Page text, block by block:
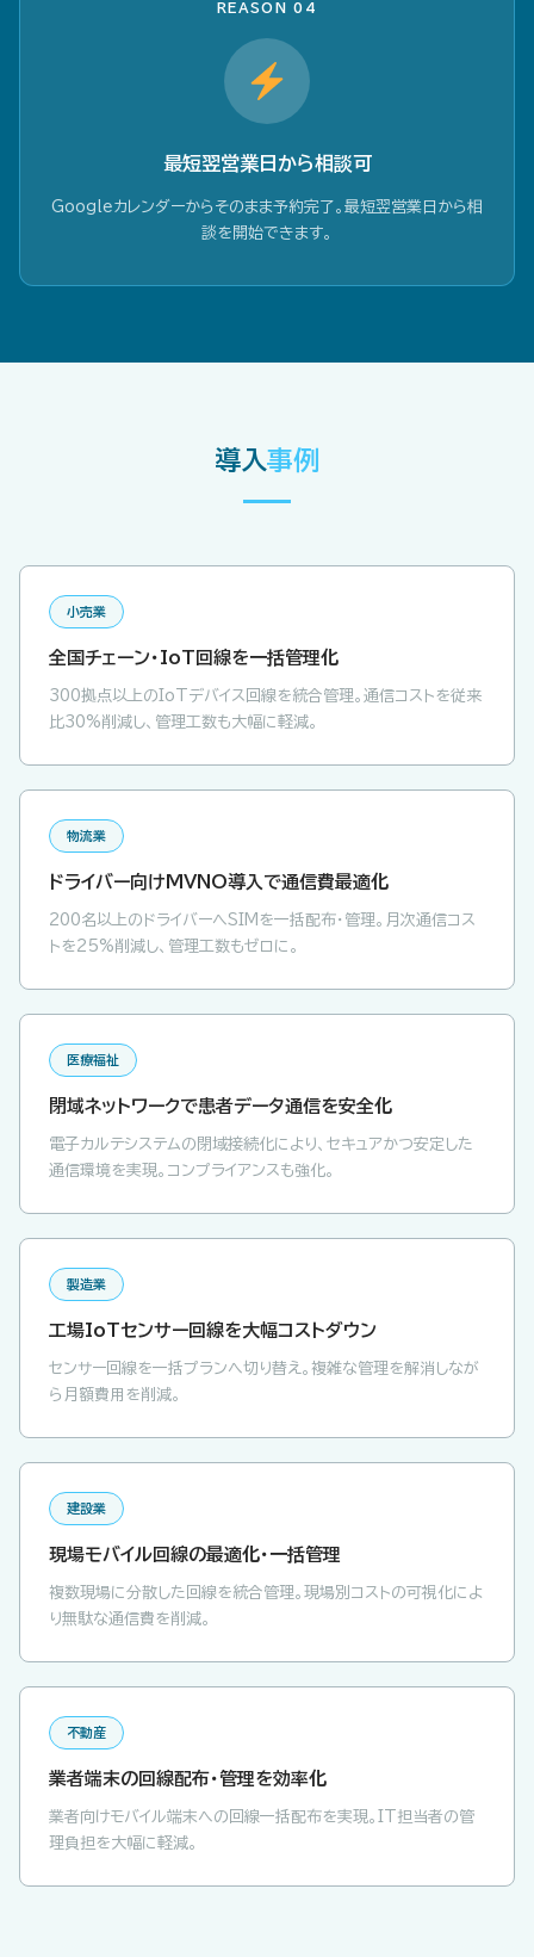
REASON 04
最短翌営業日から相談可
Googleカレンダーからそのまま予約完了。最短翌営業日から相
談を開始できます。
導入事例
小売業
全国チェーン・IoT回線を一括管理化
300拠点以上のIoTデバイス回線を統合管理。通信コストを従来
比30%削減し、管理工数も大幅に軽減。
物流業
ドライバー向けMVNO導入で通信費最適化
200名以上のドライバーへSIMを一括配布・管理。月次通信コス
トを25%削減し、管理工数もゼロに。
医療福祉
閉域ネットワークで患者データ通信を安全化
電子カルテシステムの閉域接続化により、セキュアかつ安定した
通信環境を実現。コンプライアンスも強化。
製造業
工場IoTセンサー回線を大幅コストダウン
センサー回線を一括プランへ切り替え。複雑な管理を解消しなが
ら月額費用を削減。
建設業
現場モバイル回線の最適化・一括管理
複数現場に分散した回線を統合管理。現場別コストの可視化によ
り無駄な通信費を削減。
不動産
業者端末の回線配布・管理を効率化
業者向けモバイル端末への回線一括配布を実現。IT担当者の管
理負担を大幅に軽減。